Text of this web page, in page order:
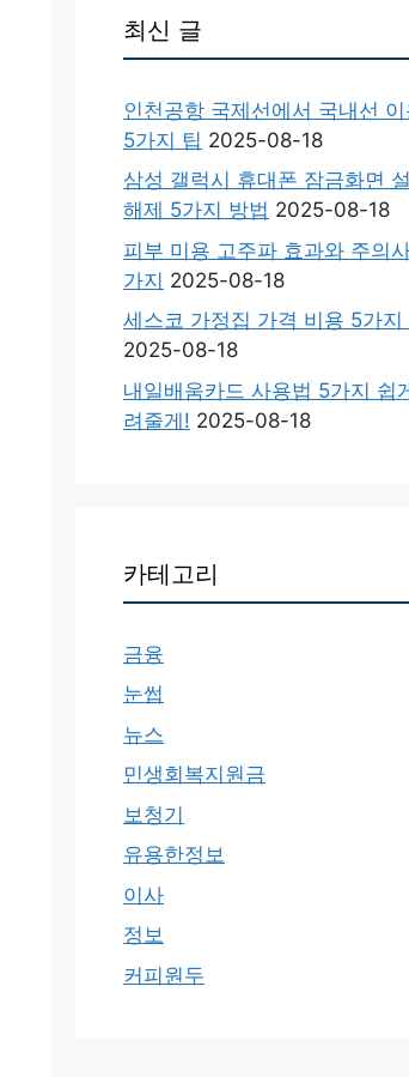
최신 글
인천공항 국제선에서 국내선 이
5가지 팁 2025-08-18
삼성 갤럭시 휴대폰 잠금화면
해제 5가지 방법 2025-08-18
피부 미용 고주파 효과와 주의
가지 2025-08-18
세스코 가정집 가격 비용 5가지
2025-08-18
내일배움카드 사용법 5가지 쉽
려줄게! 2025-08-18
카테고리
금융
눈썹
뉴스
민생회복지원금
보청기
유용한정보
이사
정보
커피원두